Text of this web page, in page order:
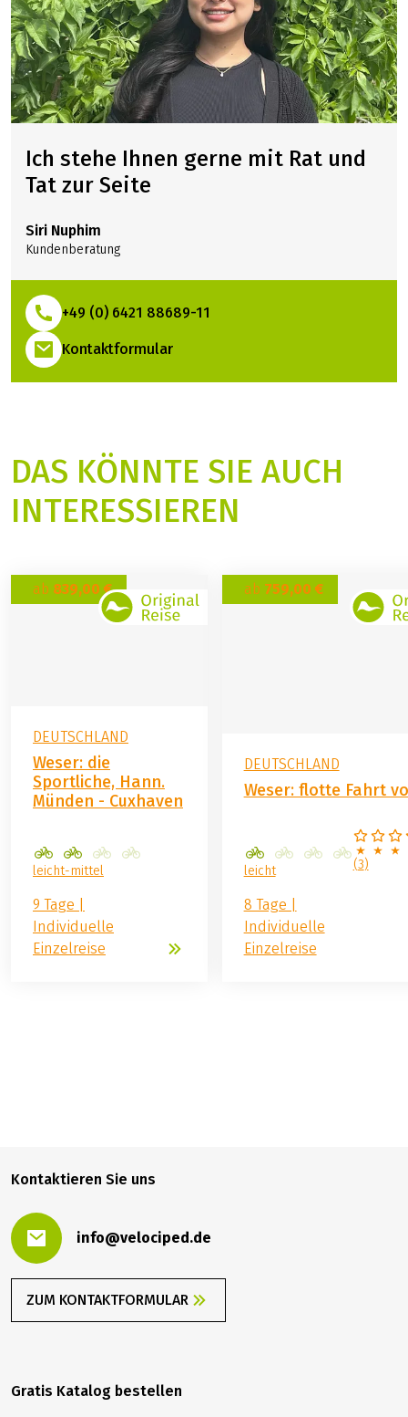
Ich stehe Ihnen gerne mit Rat und
Tat zur Seite
Siri Nuphim
Kundenberatung
+49 (0) 6421 88689-11(Link öffnet in neuem Tab)
Kontaktformular
DAS KÖNNTE SIE AUCH
INTERESSIEREN
ab 839,00 €
DEUTSCHLAND
Weser: die
Sportliche, Hann.
Münden - Cuxhaven
leicht-mittel
9 Tage |
Individuelle
Einzelreise
ab 759,00 €
DEUTSCHLAND
Weser: flotte Fahrt
(3)
leicht
8 Tage |
Individuelle
Einzelreise
Kontaktieren Sie uns
info@velociped.de
ZUM KONTAKTFORMULAR
Gratis Katalog bestellen